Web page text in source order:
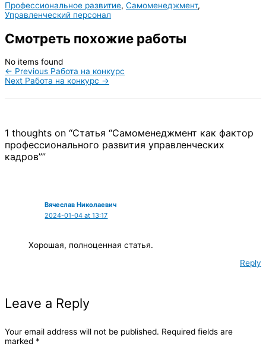
Профессиональное развитие, Самоменеджмент,
Управленческий персонал
Смотреть похожие работы
No items found
← Previous Работа на конкурс
Next Работа на конкурс →
1 thoughts on “Статья “Самоменеджмент как фактор
профессионального развития управленческих
кадров””
Вячеслав Николаевич
2024-01-04 at 13:17
Хорошая, полноценная статья.
Reply
Leave a Reply
Your email address will not be published. Required fields are
marked *